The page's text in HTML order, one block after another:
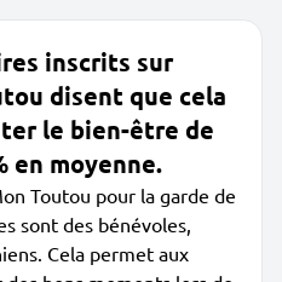
inscrits sur
disent que cela
le bien-être de
en moyenne.
Toutou pour la garde de
sont des bénévoles,
Cela permet aux